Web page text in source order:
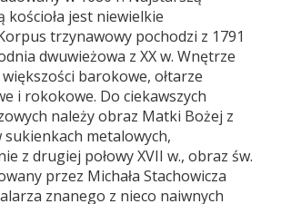
kościoła jest niewielkie
trzynawowy pochodzi z 1791
dwuwieżowa z XX w. Wnętrze
większości barokowe, ołtarze
i rokokowe. Do ciekawszych
należy obraz Matki Bożej z
sukienkach metalowych,
z drugiej połowy XVII w., obraz św.
przez Michała Stachowicza
znanego z nieco naiwnych